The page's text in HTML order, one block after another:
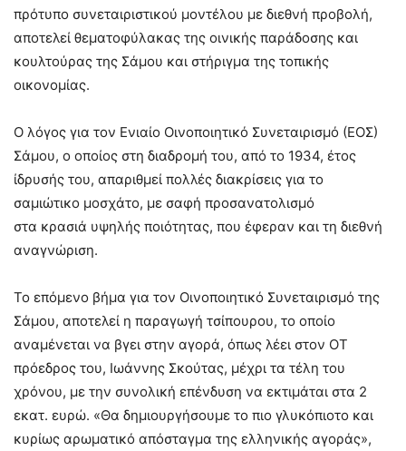
πρότυπο συνεταιριστικού μοντέλου με διεθνή προβολή,
αποτελεί θεματοφύλακας της οινικής παράδοσης και
κουλτούρας της Σάμου και στήριγμα της τοπικής
οικονομίας.
Ο λόγος για τον Ενιαίο Οινοποιητικό Συνεταιρισμό (ΕΟΣ)
Σάμου, ο οποίος στη διαδρομή του, από το 1934, έτος
ίδρυσής του, απαριθμεί πολλές διακρίσεις για το
σαμιώτικο μοσχάτο, με σαφή προσανατολισμό
στα κρασιά υψηλής ποιότητας, που έφεραν και τη διεθνή
αναγνώριση.
Το επόμενο βήμα για τον Οινοποιητικό Συνεταιρισμό της
Σάμου, αποτελεί η παραγωγή τσίπουρου, το οποίο
αναμένεται να βγει στην αγορά, όπως λέει στον ΟΤ
πρόεδρος του, Ιωάννης Σκούτας, μέχρι τα τέλη του
χρόνου, με την συνολική επένδυση να εκτιμάται στα 2
εκατ. ευρώ. «Θα δημιουργήσουμε το πιο γλυκόπιοτο και
κυρίως αρωματικό απόσταγμα της ελληνικής αγοράς»,